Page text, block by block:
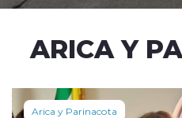
ARICA Y
Arica y Parinacota